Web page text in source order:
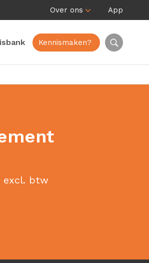
Over ons App
Kennismaken?
excl. btw